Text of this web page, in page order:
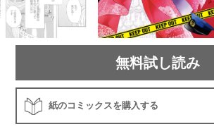
無料試し読み
紙のコミックスを購入する